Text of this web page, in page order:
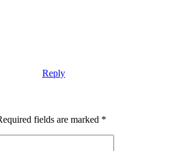
Reply
fields are marked *